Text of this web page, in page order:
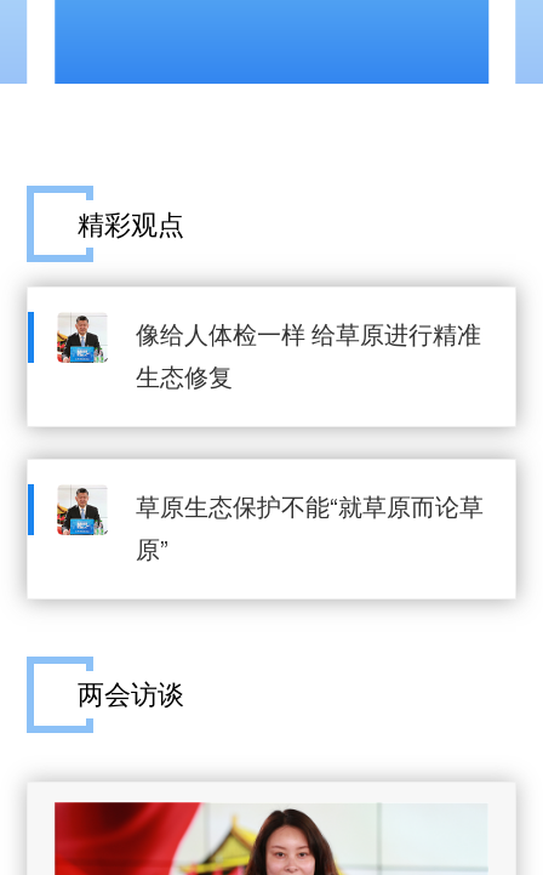
精彩观点
像给人体检一样 给草原进行精准
生态修复
草原生态保护不能“就草原而论草
原”
两会访谈